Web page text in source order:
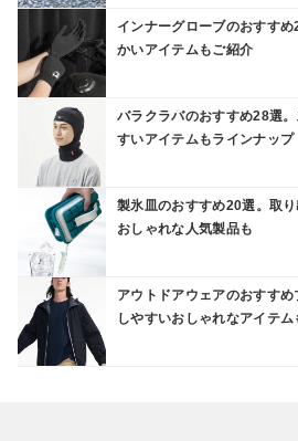
インナーグローブのおすす
かいアイテムもご紹介
バラクラバのおすすめ28選
すいアイテムもラインナップ
製氷皿のおすすめ20選。取
おしゃれな人気製品も
アウトドアウェアのおすす
しやすいおしゃれなアイテム